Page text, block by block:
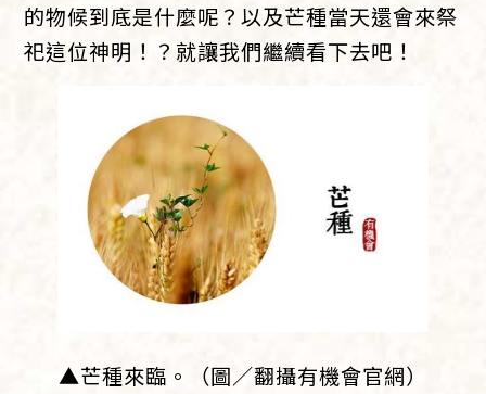
的物候到底是什麼呢？以及芒種當天還會來祭
祀這位神明！？就讓我們繼續看下去吧！
▲芒種來臨。（圖／翻攝有機會官網）